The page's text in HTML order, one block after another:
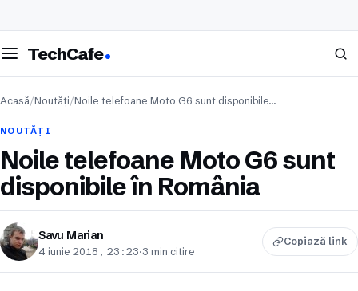
meniul
TechCafe Caută
Acasă/Noutăți/Noile telefoane Moto G6 sunt disponibile…
NOUTĂȚI
Noile telefoane Moto G6 sunt
disponibile în România
Savu Marian
4 iunie 2018, 23:23·3 min citire
Copiază link